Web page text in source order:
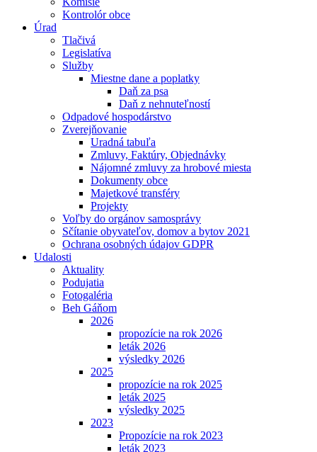
Kontrolór obce
Úrad
Tlačivá
Legislatíva
Služby
Miestne dane a poplatky
Daň za psa
Daň z nehnuteľností
Odpadové hospodárstvo
Zverejňovanie
Uradná tabuľa
Zmluvy, Faktúry, Objednávky
Nájomné zmluvy za hrobové miesta
Dokumenty obce
Majetkové transféry
Projekty
Voľby do orgánov samosprávy
Sčítanie obyvateľov, domov a bytov 2021
Ochrana osobných údajov GDPR
Udalosti
Aktuality
Podujatia
Fotogaléria
Beh Gáňom
2026
propozície na rok 2026
leták 2026
výsledky 2026
2025
propozície na rok 2025
leták 2025
výsledky 2025
2023
Propozície na rok 2023
leták 2023